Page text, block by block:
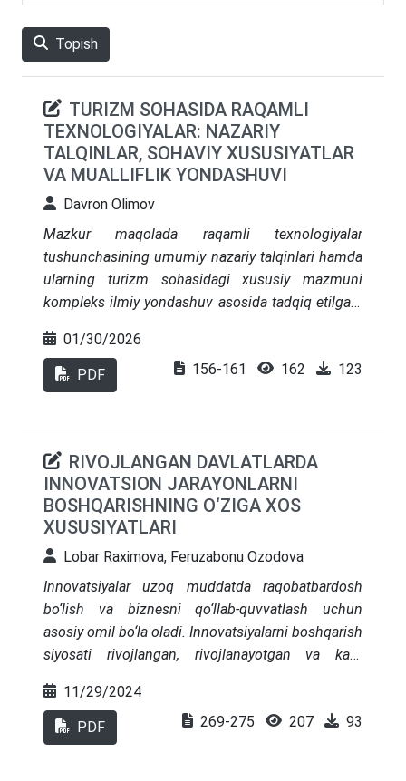
Topish
TURIZM SOHASIDA RAQAMLI
TEXNOLOGIYALAR: NAZARIY
TALQINLAR, SOHAVIY XUSUSIYATLAR
VA MUALLIFLIK YONDASHUVI
Davron Olimov
Mazkur maqolada raqamli texnologiyalar
tushunchasining umumiy nazariy talqinlari hamda
ularning turizm sohasidagi xususiy mazmuni
kompleks ilmiy yondashuv asosida tadqiq etilgan.
tushunchasining klassik va zamonaviy ta’riflari
tizimlashtirilib, ularning iqtisodiy va ijtimoiy
jarayonlarga ta’siri tahlil qilingan. Shuningdek,
o‘rganilib, ushbu tushunchaning sohaga xos
jihatlari asoslab berilgan. Maqolada muallif
tomonidan turizm sohasida raqamli
texnologiyalarga oid yangi, integrallashgan ta’rif
taklif etilib, uning ilmiy yangiligi asoslanadi.
rivojlantirish va PhD darajasidagi ilmiy izlanishlar
uchun konseptual asos bo‘lib xizmat qiladi.
01/30/2026
PDF 156-161 162 123
RIVOJLANGAN DAVLATLARDA
INNOVATSION JARAYONLARNI
BOSHQARISHNING O‘ZIGA XOS
XUSUSIYATLARI
Lobar Raximova, Feruzabonu Ozodova
Innovatsiyalar uzoq muddatda raqobatbardosh
bo‘lish va biznesni qo‘llab-quvvatlash uchun
asosiy omil bo‘la oladi. Innovatsiyalarni boshqarish
siyosati rivojlangan, rivojlanayotgan va kam
amalga oshirilishi mumkin. Turli geografik
hududlarda, ayniqsa farmatsevtika sanoatining
innovatsion sektorlarida hali qiyosiy tadqiqotlar
11/29/2024
PDF 269-275 207 93